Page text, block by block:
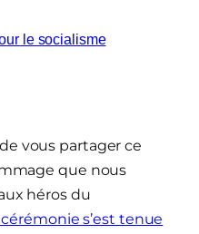
le socialisme
vous partager ce
que nous
héros du
cérémonie s’est tenue